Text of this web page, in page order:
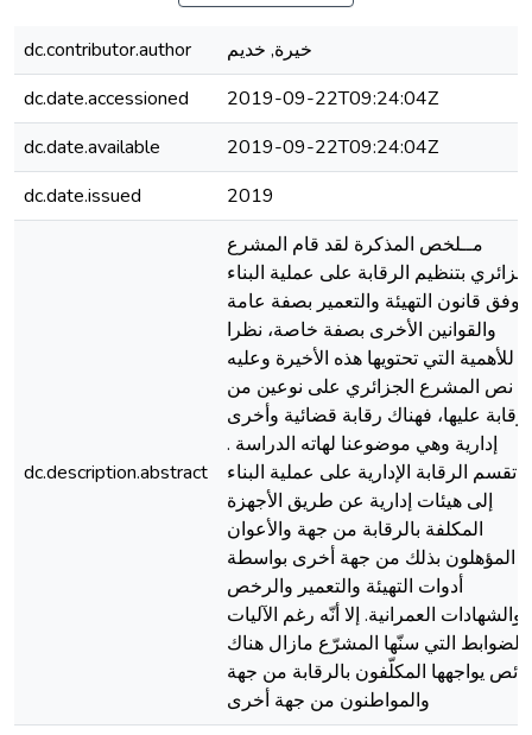
dc.contributor.author
خیرة, خدیم
dc.date.accessioned
2019-09-22T09:24:04Z
dc.date.available
2019-09-22T09:24:04Z
dc.date.issued
2019
dc.description.abstract
مــلخص المذكرة لقد قام المشرع
بتنظيم الرقابة على عملية البناء
وفق قانون التهيئة والتعمير بصفة عامة
والقوانين الأخرى بصفة خاصة، نظرا
للأهمية التي تحتويها هذه الأخيرة وعليه
نص المشرع الجزائري على نوعين من
عليها، فهناك رقابة قضائية وأخرى
إدارية وهي موضوعنا لهاته الدراسة .
تقسم الرقابة الإدارية على عملية البناء
إلى هيئات إدارية عن طريق الأجهزة
المكلفة بالرقابة من جهة والأعوان
المؤهلون بذلك من جهة أخرى بواسطة
أدوات التهيئة والتعمير والرخص
والشهادات العمرانية. إلا أنّه رغم الآليات
التي سنّها المشرّع مازال هناك
يواجهها المكلّفون بالرقابة من جهة
والمواطنون من جهة أخرى